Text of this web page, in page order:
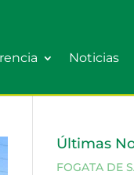
Noticias
Últimas
FOGATA DE